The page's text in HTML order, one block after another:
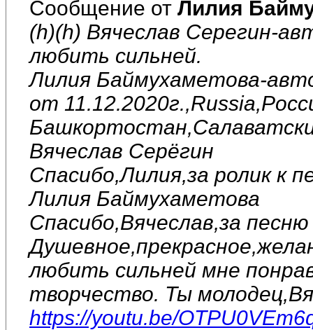
Сообщение от Лилия
(h)(h) Вячеслав Серегин-
любить сильней.
Лилия Баймухаметова-
от
Вячеслав Серёгин
Спасибо,Лилия,за ролик к
Лилия Баймухаметова
Спасибо,Вячеслав,за песню
любить сильней мне
творчество. Ты
https://youtu.be/